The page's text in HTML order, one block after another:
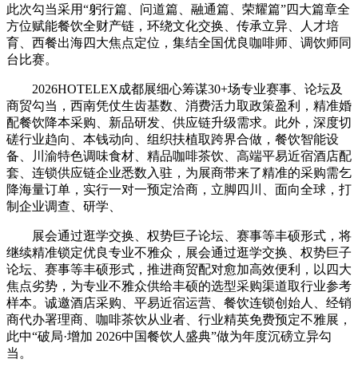
此次勾当采用“躬行篇、问道篇、融通篇、荣耀篇”四大篇章全
方位赋能餐饮全财产链，环绕文化交换、传承立异、人才培
育、西餐出海四大焦点定位，集结全国优良咖啡师、调饮师同
台比赛。
2026HOTELEX成都展细心筹谋30+场专业赛事、论坛及
商贸勾当，西南凭仗生齿基数、消费活力取政策盈利，精准婚
配餐饮降本采购、新品研发、供应链升级需求。此外，深度切
磋行业趋向、本钱动向、组织扶植取跨界合做，餐饮智能设
备、川渝特色调味食材、精品咖啡茶饮、高端平易近宿酒店配
套、连锁供应链企业悉数入驻，为展商带来了精准的采购需乞
降海量订单，实行一对一预定洽商，立脚四川、面向全球，打
制企业调查、研学、
展会通过逛学交换、权势巨子论坛、赛事等丰硕形式，将
继续精准锁定优良专业不雅众，展会通过逛学交换、权势巨子
论坛、赛事等丰硕形式，推进商贸配对愈加高效便利，以四大
焦点劣势，为专业不雅众供给丰硕的选型采购渠道取行业参考
样本。诚邀酒店采购、平易近宿运营、餐饮连锁创始人、经销
商代办署理商、咖啡茶饮从业者、行业精英免费预定不雅展，
此中“破局·增加 2026中国餐饮人盛典”做为年度沉磅立异勾
当。